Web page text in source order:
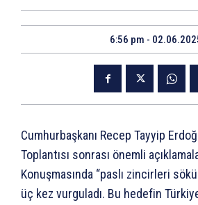
6:56 pm -
Cumhurbaşkanı Recep Tayyip
Toplantısı sonrası önemli
Konuşmasında “paslı zincirleri
üç kez vurguladı. Bu hedefin